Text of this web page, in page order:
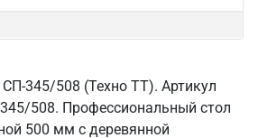
345/508 (Техно ТТ). Артикул
508. Профессиональный стол
500 мм с деревянной